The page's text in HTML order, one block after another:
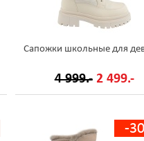
Сапожки школьные для
4 999.- 2 499.-
-